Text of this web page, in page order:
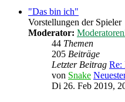
"Das bin ich"
Vorstellungen der Spieler
Moderator:
44 Themen
205 Beiträge
Letzter Beitrag Re:
von Snake
Di 26. Feb 2019,